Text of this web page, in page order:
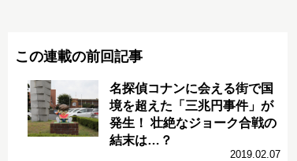
この連載の前回記事
名探偵コナンに会える街で国
境を超えた「三兆円事件」が
発生！ 壮絶なジョーク合戦の
結末は…？
2019.02.07